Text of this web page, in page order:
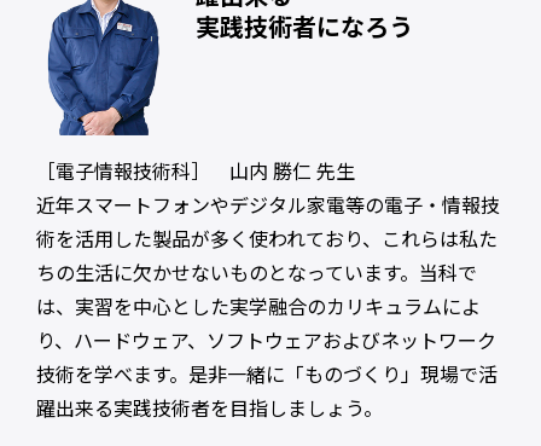
実践技術者になろう
［電子情報技術科］ 山内 勝仁 先生
近年スマートフォンやデジタル家電等の電子・情報技
術を活用した製品が多く使われており、これらは私た
ちの生活に欠かせないものとなっています。当科で
は、実習を中心とした実学融合のカリキュラムによ
り、ハードウェア、ソフトウェアおよびネットワーク
技術を学べます。是非一緒に「ものづくり」現場で活
躍出来る実践技術者を目指しましょう。